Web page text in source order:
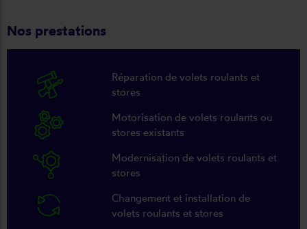
Nos prestations
Réparation de volets roulants et
stores
Motorisation de volets roulants ou
stores existants
Modernisation de volets roulants et
stores
Changement et installation de
volets roulants et stores